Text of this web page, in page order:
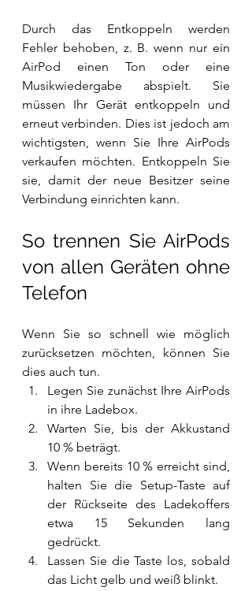
Durch das Entkoppeln werden
Fehler behoben, z. B. wenn nur ein
AirPod einen Ton oder eine
Musikwiedergabe abspielt. Sie
müssen Ihr Gerät entkoppeln und
erneut verbinden. Dies ist jedoch am
wichtigsten, wenn Sie Ihre AirPods
verkaufen möchten. Entkoppeln Sie
sie, damit der neue Besitzer seine
Verbindung einrichten kann.
So trennen Sie AirPods
von allen Geräten ohne
Telefon
Wenn Sie so schnell wie möglich
zurücksetzen möchten, können Sie
dies auch tun.
Legen Sie zunächst Ihre AirPods
in ihre Ladebox.
Warten Sie, bis der Akkustand
10 % beträgt.
Wenn bereits 10 % erreicht sind,
halten Sie die Setup-Taste auf
der Rückseite des Ladekoffers
etwa 15 Sekunden lang
gedrückt.
Lassen Sie die Taste los, sobald
das Licht gelb und weiß blinkt.